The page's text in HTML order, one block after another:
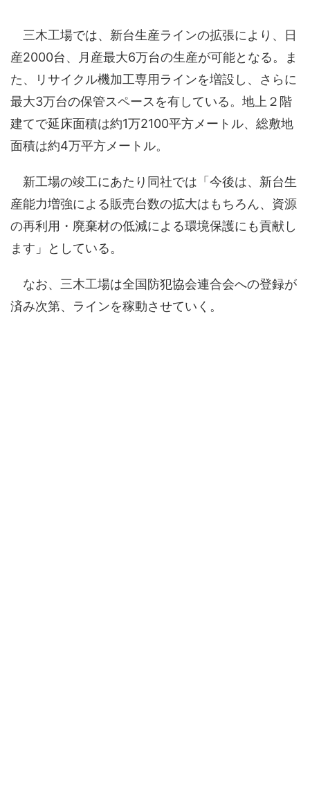
三木工場では、新台生産ラインの拡張により、日
産2000台、月産最大6万台の生産が可能となる。ま
た、リサイクル機加工専用ラインを増設し、さらに
最大3万台の保管スペースを有している。地上２階
建てで延床面積は約1万2100平方メートル、総敷地
面積は約4万平方メートル。
新工場の竣工にあたり同社では「今後は、新台生
産能力増強による販売台数の拡大はもちろん、資源
の再利用・廃棄材の低減による環境保護にも貢献し
ます」としている。
なお、三木工場は全国防犯協会連合会への登録が
済み次第、ラインを稼動させていく。